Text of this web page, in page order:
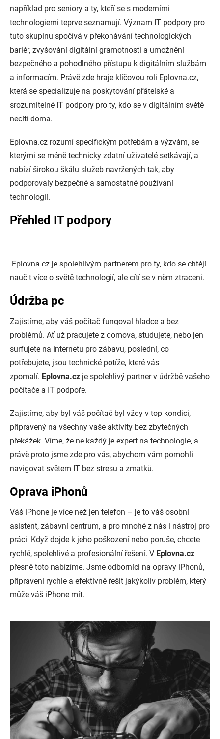
například pro seniory a ty, kteří se s moderními
technologiemi teprve seznamují. Význam IT podpory pro
tuto skupinu spočívá v překonávání technologických
bariér, zvyšování digitální gramotnosti a umožnění
bezpečného a pohodlného přístupu k digitálním službám
a informacím. Právě zde hraje klíčovou roli Eplovna.cz,
která se specializuje na poskytování přátelské a
srozumitelné IT podpory pro ty, kdo se v digitálním světě
necítí doma.
Eplovna.cz rozumí specifickým potřebám a výzvám, se
kterými se méně technicky zdatní uživatelé setkávají, a
nabízí širokou škálu služeb navržených tak, aby
podporovaly bezpečné a samostatné používání
technologií.
Přehled IT podpory
Eplovna.cz je spolehlivým partnerem pro ty, kdo se chtějí
naučit více o světě technologií, ale cítí se v něm ztraceni.
Údržba pc
Zajistíme, aby váš počítač fungoval hladce a bez
problémů. Ať už pracujete z domova, studujete, nebo jen
surfujete na internetu pro zábavu, poslední, co
potřebujete, jsou technické potíže, které vás
zpomalí. Eplovna.cz je spolehlivý partner v údržbě vašeho
počítače a IT podpoře.
Zajistíme, aby byl váš počítač byl vždy v top kondici,
připravený na všechny vaše aktivity bez zbytečných
překážek. Víme, že ne každý je expert na technologie, a
právě proto jsme zde pro vás, abychom vám pomohli
navigovat světem IT bez stresu a zmatků.
Oprava iPhonů
Váš iPhone je více než jen telefon – je to váš osobní
asistent, zábavní centrum, a pro mnohé z nás i nástroj pro
práci. Když dojde k jeho poškození nebo poruše, chcete
rychlé, spolehlivé a profesionální řešení. V Eplovna.cz
přesně toto nabízíme. Jsme odborníci na opravy iPhonů,
připraveni rychle a efektivně řešit jakýkoliv problém, který
může váš iPhone mít.